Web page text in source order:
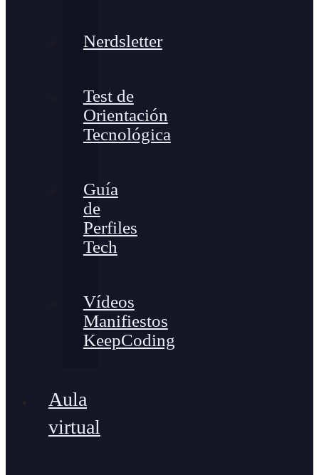
Nerdsletter
Test de
Orientación
Tecnológica
Guía
de
Perfiles
Tech
Vídeos
Manifiestos
KeepCoding
Aula
virtual